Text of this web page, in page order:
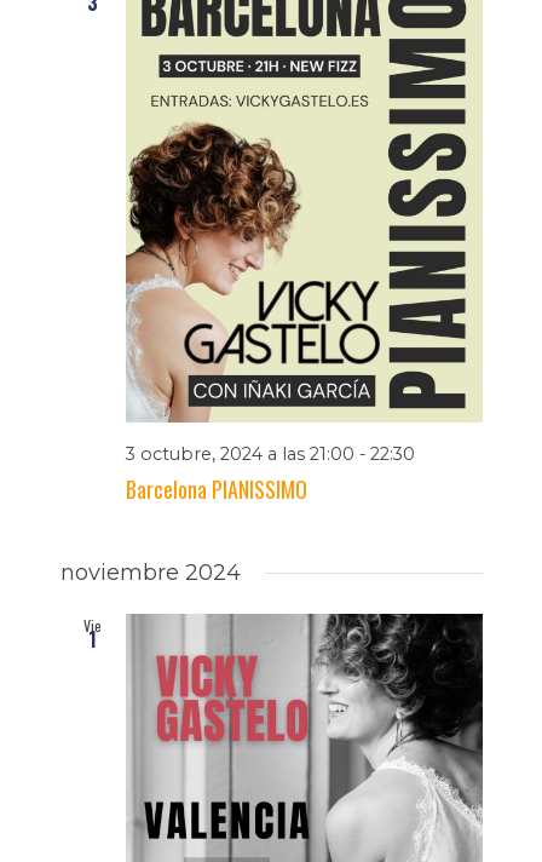
3 octubre, 2024 a las 21:00 - 22:30
Barcelona PIANISSIMO
noviembre 2024
Vie
1